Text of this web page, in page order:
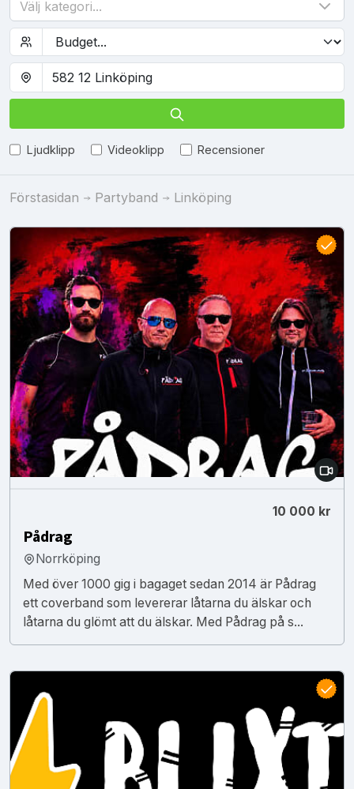
Välj kategori...
Ljudklipp Videoklipp Recensioner
Förstasidan Partyband Linköping
10 000 kr
Pådrag
Norrköping
Med över 1000 gig i bagaget sedan 2014 är Pådrag
ett coverband som levererar låtarna du älskar och
låtarna du glömt att du älskar. Med Pådrag på s...